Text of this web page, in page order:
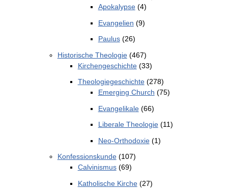
Apokalypse(4)
Evangelien (9)
Paulus(26)
Historische Theologie(467)
Kirchengeschichte(33)
Theologiegeschichte(278)
Emerging Church (75)
Evangelikale(66)
Liberale Theologie(11)
Neo-Orthodoxie(1)
Konfessionskunde(107)
Calvinismus(69)
Katholische Kirche(27)